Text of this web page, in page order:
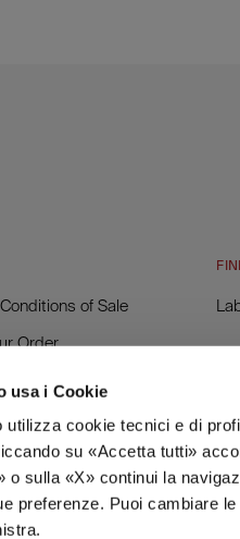
usa i Cookie
utilizza cookie tecnici e di
su «Accetta tutti»
o sulla «X» continui la
preferenze. Puoi cambiare
of Sale
Order
and Assistance